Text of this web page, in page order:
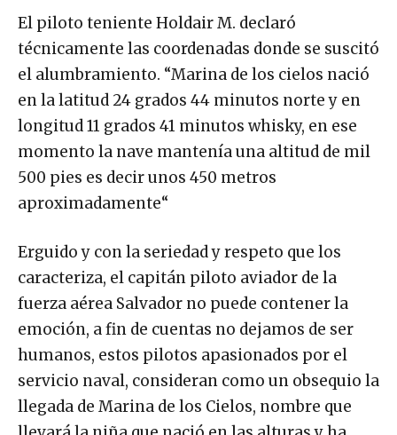
El piloto teniente Holdair M. declaró
técnicamente las coordenadas donde se suscitó
el alumbramiento. “Marina de los cielos nació
en la latitud 24 grados 44 minutos norte y en
longitud 11 grados 41 minutos whisky, en ese
momento la nave mantenía una altitud de mil
500 pies es decir unos 450 metros
aproximadamente“
Erguido y con la seriedad y respeto que los
caracteriza, el capitán piloto aviador de la
fuerza aérea Salvador no puede contener la
emoción, a fin de cuentas no dejamos de ser
humanos, estos pilotos apasionados por el
servicio naval, consideran como un obsequio la
llegada de Marina de los Cielos, nombre que